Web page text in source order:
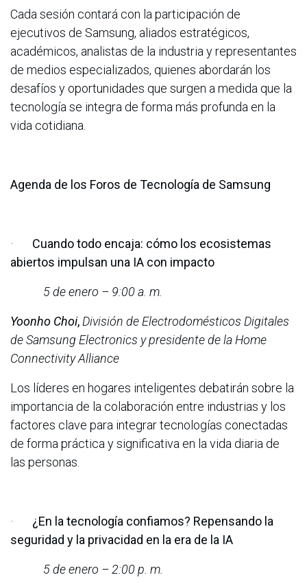
Cada sesión contará con la participación de
ejecutivos de Samsung, aliados estratégicos,
académicos, analistas de la industria y representantes
de medios especializados, quienes abordarán los
desafíos y oportunidades que surgen a medida que la
tecnología se integra de forma más profunda en la
vida cotidiana.
Agenda de los Foros de Tecnología de Samsung
· Cuando todo encaja: cómo los ecosistemas
abiertos impulsan una IA con impacto
5 de enero – 9:00 a. m.
Yoonho Choi, División de Electrodomésticos Digitales
de Samsung Electronics y presidente de la Home
Connectivity Alliance
Los líderes en hogares inteligentes debatirán sobre la
importancia de la colaboración entre industrias y los
factores clave para integrar tecnologías conectadas
de forma práctica y significativa en la vida diaria de
las personas.
· ¿En la tecnología confiamos? Repensando la
seguridad y la privacidad en la era de la IA
5 de enero – 2:00 p. m.